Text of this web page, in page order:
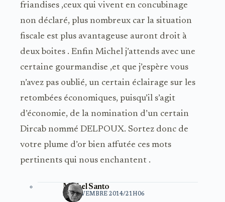
friandises ,ceux qui vivent en concubinage
non déclaré, plus nombreux car la situation
fiscale est plus avantageuse auront droit à
deux boites . Enfin Michel j’attends avec une
certaine gourmandise ,et que j’espère vous
n’avez pas oublié, un certain éclairage sur les
retombées économiques, puisqu’il s’agit
d’économie, de la nomination d’un certain
Dircab nommé DELPOUX. Sortez donc de
votre plume d’or bien affutée ces mots
pertinents qui nous enchantent .
Michel Santo
21 NOVEMBRE 2014/21H06